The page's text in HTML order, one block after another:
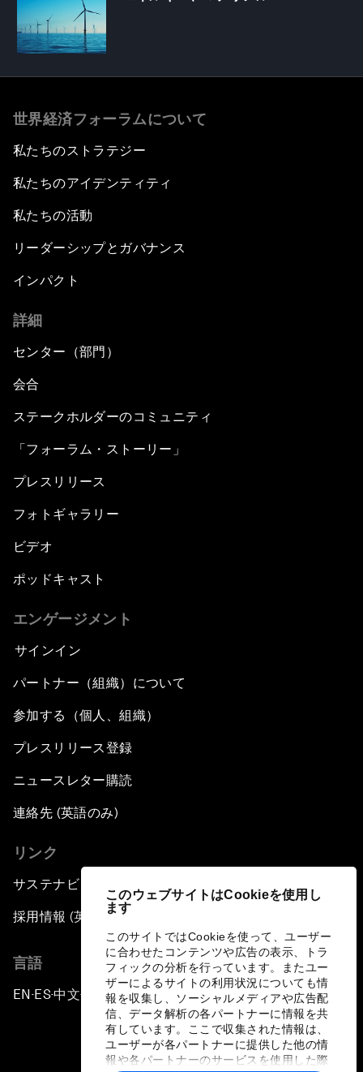
このウェブサイトはCookieを使用し
ます
このサイトではCookieを使って、ユーザー
に合わせたコンテンツや広告の表示、トラ
フィックの分析を行っています。またユー
ザーによるサイトの利用状況についても情
報を収集し、ソーシャルメディアや広告配
信、データ解析の各パートナーに情報を共
有しています。ここで収集された情報は、
ユーザーが各パートナーに提供した他の情
報や各パートナーのサービスを使用した際
世界経済フォーラムについて
私たちのストラテジー
私たちのアイデンティティ
私たちの活動
リーダーシップとガバナンス
インパクト
詳細
センター（部門）
会合
ステークホルダーのコミュニティ
「フォーラム・ストーリー」
プレスリリース
フォトギャラリー
ビデオ
ポッドキャスト
エンゲージメント
サインイン
パートナー（組織）について
参加する（個人、組織）
プレスリリース登録
ニュースレター購読
連絡先 (英語のみ)
リンク
サステナビリティへの取り組み
採用情報 (英語のみ)
言語
EN ▪ES▪中文▪ 日本語